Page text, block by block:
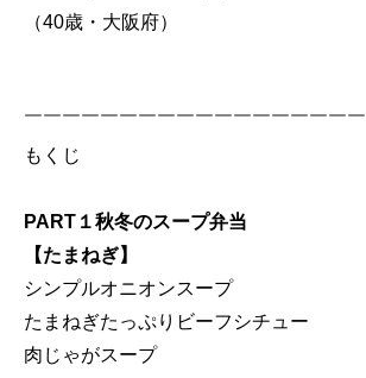
（40歳・大阪府）
￣￣￣￣￣￣￣￣￣￣￣￣￣￣￣￣￣￣
もくじ
PART１秋冬のスープ弁当
【たまねぎ】
シンプルオニオンスープ
たまねぎたっぷりビーフシチュー
肉じゃがスープ